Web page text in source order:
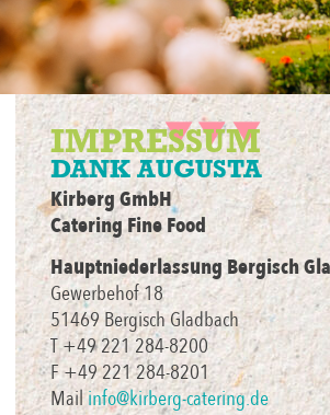
IMPRESSUM
DANK AUGUSTA
Kirberg GmbH
Catering Fine Food
HauptniederlassungBergisch
Gewerbehof 18
51469 Bergisch Gladbach
T +49 221 284-8200
F +49 221 284-8201
Mailinfo@kirberg-catering.de